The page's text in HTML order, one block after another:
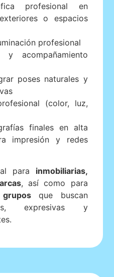
profesional en
o espacios
profesional
acompañamiento
poses naturales y
(color, luz,
finales en alta
impresión y redes
para inmobiliarias,
, así como para
que buscan
expresivas y